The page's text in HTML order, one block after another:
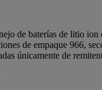
de baterías de litio
de empaque 966,
únicamente de